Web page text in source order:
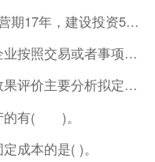
某建设项目建设期3年，生产经营期17年，建设投资5500万元
我国《企业会计准则》规定，企业按照交易或者事项的经济特征确定
对于非经营性技术方案，经济效果评价主要分析拟定方案的( )。
的有( )。
成本的是( )。